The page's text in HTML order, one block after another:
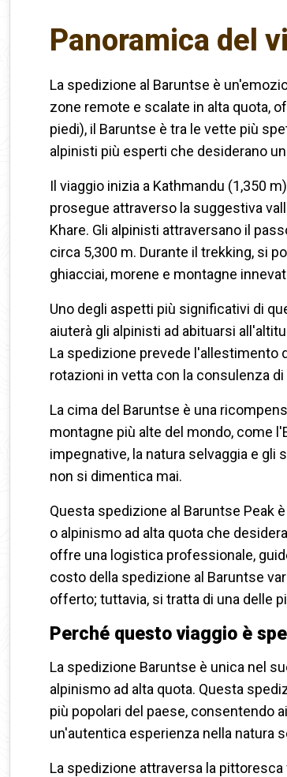
Panoramica del
La spedizione al Baruntse è
zone remote e scalate in alta quota,
piedi), il Baruntse è tra le vette più
alpinisti più esperti che desiderano
Il viaggio inizia a Kathmandu (1,350
prosegue attraverso la suggestiva
Khare. Gli alpinisti attraversano il
circa 5,300 m. Durante il trekking, si
ghiacciai, morene e montagne
Uno degli aspetti più significativi di
aiuterà gli alpinisti ad abituarsi
La spedizione prevede l'allestimento
rotazioni in vetta con la consulenza
La cima del Baruntse è una
montagne più alte del mondo, come
impegnative, la natura selvaggia e gli
non si dimentica mai.
Questa spedizione al Baruntse Peak
o alpinismo ad alta quota che
offre una logistica professionale,
costo della spedizione al Baruntse
offerto; tuttavia, si tratta di una delle
Perché questo viaggio è
La spedizione Baruntse è unica nel
alpinismo ad alta quota. Questa
più popolari del paese, consentendo
un'autentica esperienza nella natura
La spedizione attraversa la